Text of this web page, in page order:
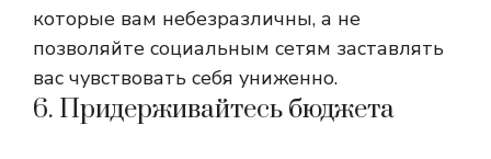
которые вам небезразличны, а не
позволяйте социальным сетям заставлять
вас чувствовать себя униженно.
6. Придерживайтесь бюджета